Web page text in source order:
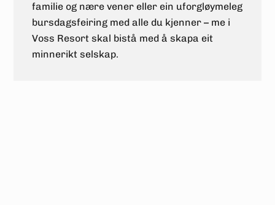
familie og nære vener eller ein uforgløymeleg
bursdagsfeiring med alle du kjenner – me i
Voss Resort skal bistå med å skapa eit
minnerikt selskap.